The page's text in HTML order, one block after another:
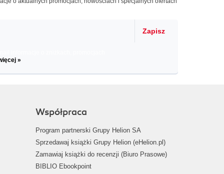
Zapisz
»
Współpraca
Program partnerski Grupy Helion SA
Sprzedawaj książki Grupy Helion (eHelion.pl)
Zamawiaj książki do recenzji (Biuro Prasowe)
BIBLIO Ebookpoint